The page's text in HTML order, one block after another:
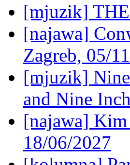
[mjuzik]
[najawa]
Zagreb, 05/
[mjuzik]
and Nine
[najawa]
18/06/2027